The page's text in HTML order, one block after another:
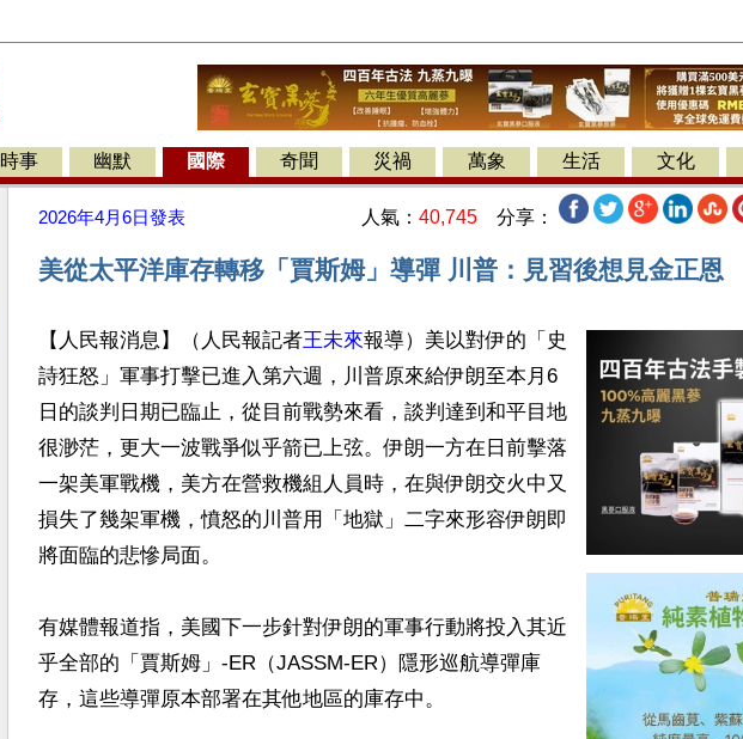
時事 幽默 國際 奇聞 災禍 萬象 生活 文化
2026年4月6日發表 人氣： 40,745 分享：
美從太平洋庫存轉移「賈斯姆」導彈 川普：見習後想見金正恩
【人民報消息】（人民報記者王未來報導）美以對伊的「史
詩狂怒」軍事打擊已進入第六週，川普原來給伊朗至本月6
日的談判日期已臨止，從目前戰勢來看，談判達到和平目地
很渺茫，更大一波戰爭似乎箭已上弦。伊朗一方在日前擊落
一架美軍戰機，美方在營救機組人員時，在與伊朗交火中又
損失了幾架軍機，憤怒的川普用「地獄」二字來形容伊朗即
將面臨的悲慘局面。
有媒體報道指，美國下一步針對伊朗的軍事行動將投入其近
乎全部的「賈斯姆」-ER（JASSM-ER）隱形巡航導彈庫
存，這些導彈原本部署在其他地區的庫存中。